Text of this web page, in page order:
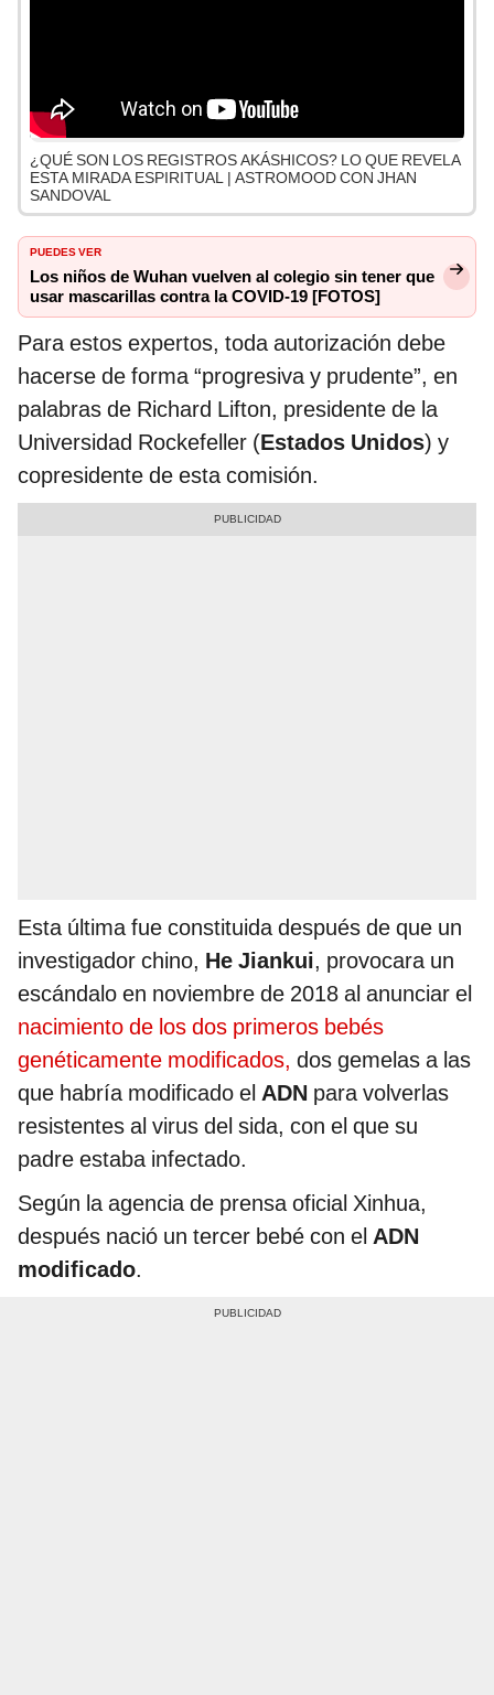
¿QUÉ SON LOS REGISTROS AKÁSHICOS? LO QUE REVELA
ESTA MIRADA ESPIRITUAL | ASTROMOOD CON JHAN
SANDOVAL
PUEDES VER
Los niños de Wuhan vuelven al colegio sin tener que
usar mascarillas contra la COVID-19 [FOTOS]
Para estos expertos, toda autorización debe
hacerse de forma “progresiva y prudente”, en
palabras de Richard Lifton, presidente de la
Universidad Rockefeller (Estados Unidos) y
copresidente de esta comisión.
Esta última fue constituida después de que un
investigador chino, He Jiankui, provocara un
escándalo en noviembre de 2018 al anunciar el
nacimiento de los dos primeros bebés
genéticamente modificados, dos gemelas a las
que habría modificado el ADN para volverlas
resistentes al virus del sida, con el que su
padre estaba infectado.
Según la agencia de prensa oficial Xinhua,
después nació un tercer bebé con el ADN
modificado.